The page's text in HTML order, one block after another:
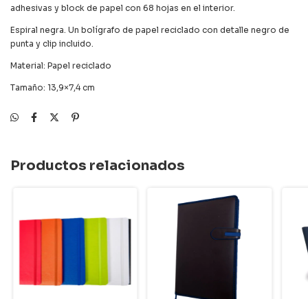
adhesivas y block de papel con 68 hojas en el interior.
Espiral negra. Un bolígrafo de papel reciclado con detalle negro de
punta y clip incluido.
Material: Papel reciclado
Tamaño: 13,9×7,4 cm
Productos relacionados